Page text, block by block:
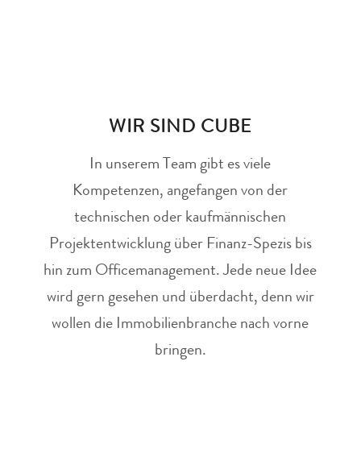
WIR SIND CUBE
In unserem Team gibt es viele
Kompetenzen, angefangen von der
technischen oder kaufmännischen
Projektentwicklung über Finanz-Spezis bis
hin zum Officemanagement. Jede neue Idee
wird gern gesehen und überdacht, denn wir
wollen die Immobilienbranche nach vorne
bringen.